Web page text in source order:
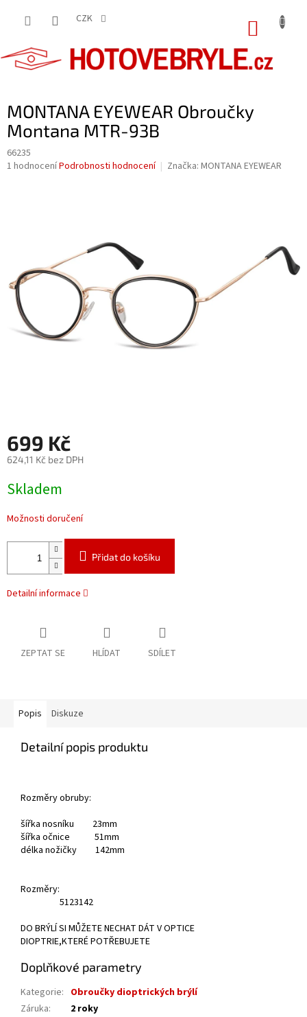
CZK
MONTANA EYEWEAR Obroučky
Montana MTR-93B
66235
Průměrné
1 hodnoceníPodrobnosti hodnocení Značka: MONTANA EYEWEAR
699 Kč
624,11 Kč bez DPH
cena:
Skladem
Možnosti doručení
Přidat do košíku
Detailní informace
ZEPTAT SE HLÍDAT SDÍLET
Popis Diskuze
Detailní popis produktu
Rozměry obruby:
šířka nosníku 23mm
šířka očnice 51mm
délka nožičky 142mm
Rozměry:
5123142
DO BRÝLÍ SI MŮŽETE NECHAT DÁT V OPTICE
DIOPTRIE,KTERÉ POTŘEBUJETE
Doplňkové parametry
Kategorie: Obroučky dioptrických brýlí
Záruka:
2 roky